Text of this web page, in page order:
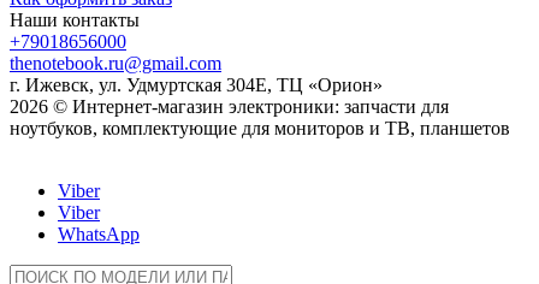
Наши контакты
+79018656000
thenotebook.ru@gmail.com
г. Ижевск, ул. Удмуртская 304Е, ТЦ «Орион»
2026 © Интернет-магазин электроники: запчасти для
ноутбуков, комплектующие для мониторов и ТВ, планшетов
Viber
Viber
WhatsApp